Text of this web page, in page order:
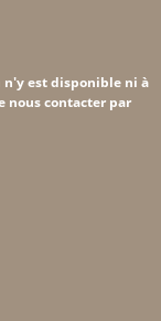
n'y est disponible ni à
nous contacter par